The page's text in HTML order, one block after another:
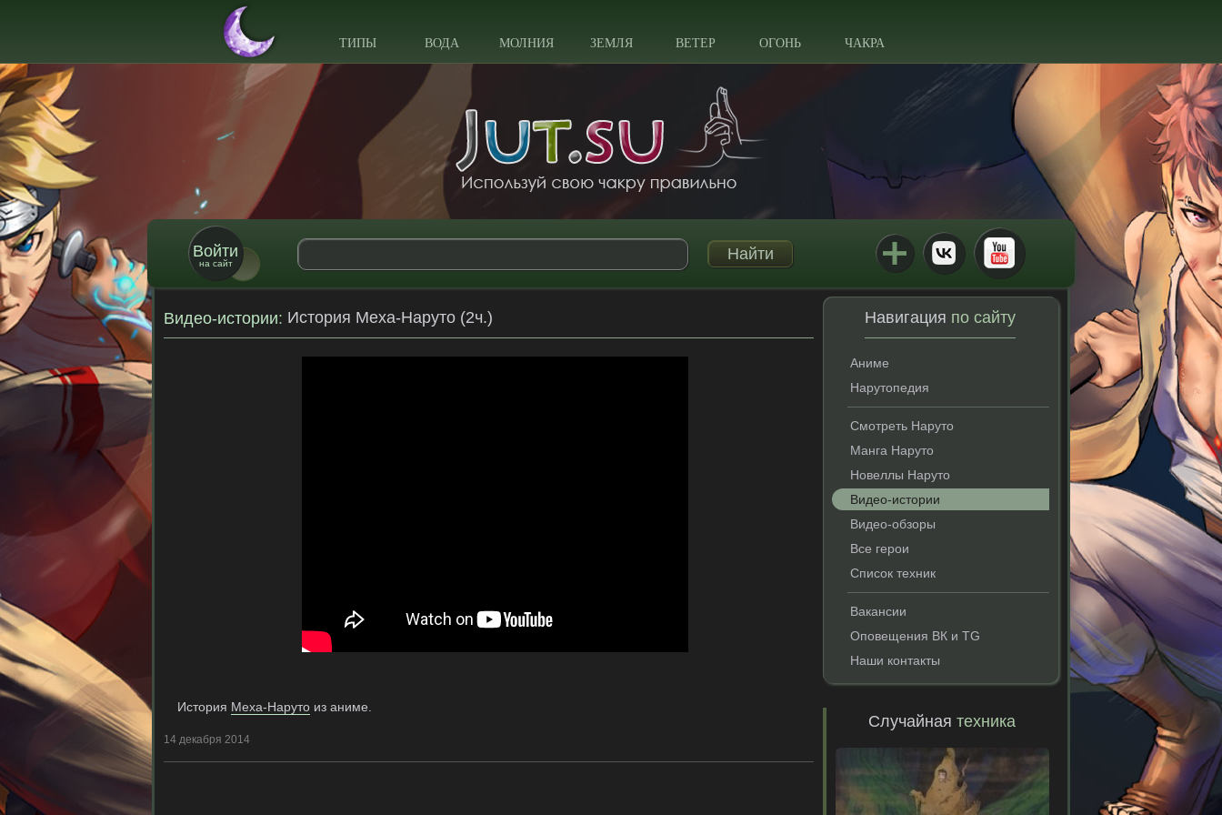
ТИПЫ ВОДА МОЛНИЯ ЗЕМЛЯ ВЕТЕР ОГОНЬ ЧАКРА
Войти
на сайт
Видео-истории: История Меха-Наруто (2ч.)
История Меха-Наруто из аниме.
14 декабря 2014
Навигация по сайту
Аниме
Нарутопедия
Смотреть Наруто
Манга Наруто
Новеллы Наруто
Видео-истории
Видео-обзоры
Все герои
Список техник
Вакансии
Оповещения ВК и TG
Наши контакты
Случайнаятехника